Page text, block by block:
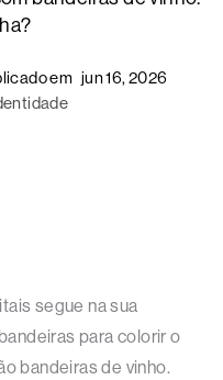
em jun 16, 2026
segue na sua
para colorir o
bandeiras de vinho.